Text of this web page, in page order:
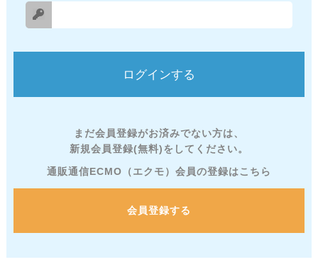
まだ会員登録がお済みでない方は、
新規会員登録(無料)をしてください。
通販通信ECMO（エクモ）会員の登録はこちら
会員登録する